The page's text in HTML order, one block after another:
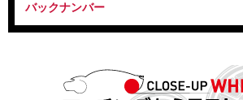
バックナンバー